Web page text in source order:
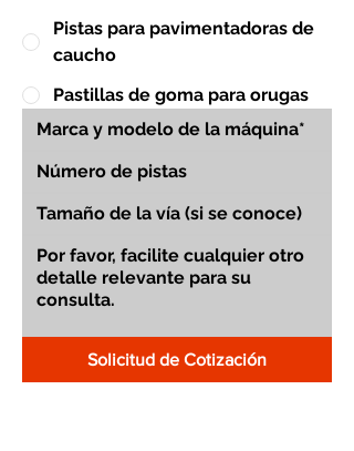
Pistas para pavimentadoras de
caucho
Pastillas de goma para orugas
Solicitud de Cotización